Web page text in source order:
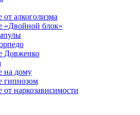
алкоголизма
«Двойной блок»
Довженко
на дому
гипнозом
наркозависимости